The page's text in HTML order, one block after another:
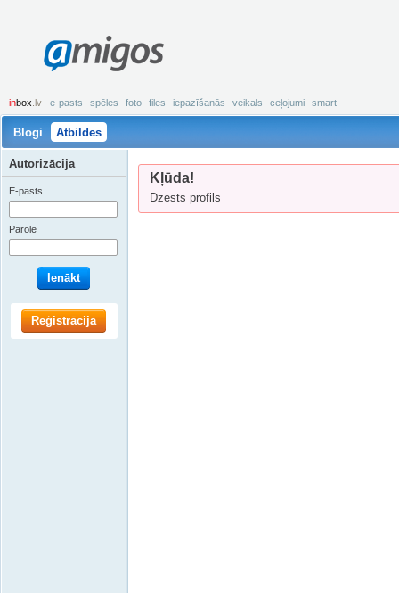
amigos
inbox .lv e-pasts spēles foto files iepazīšanās veikals ceļojumi smart
Blogi Atbildes
Kļūda!
Dzēsts profils
Autorizācija
E-pasts
Parole
Ienākt
Reģistrācija